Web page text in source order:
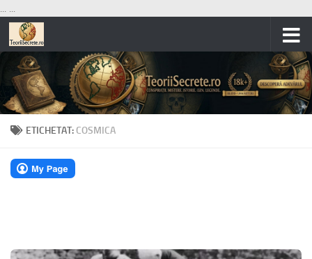
... ...
Skip to content
ETICHETAT: COSMICA